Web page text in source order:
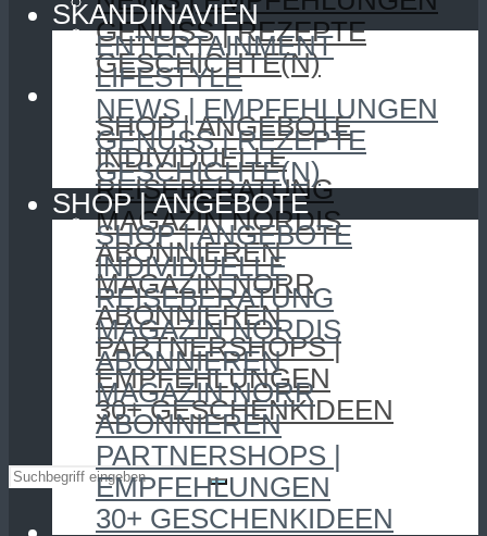
GENUSS | REZEPTE
GESCHICHTE(N)
SHOP | ANGEBOTE
SHOP | ANGEBOTE
INDIVIDUELLE
REISEBERATUNG
MAGAZIN NORDIS
ABONNIEREN
MAGAZIN NORR
ABONNIEREN
PARTNERSHOPS |
EMPFEHLUNGEN
30+ GESCHENKIDEEN
SKANDINAVIEN
ENTERTAINMENT
LIFESTYLE
NEWS | EMPFEHLUNGEN
GENUSS | REZEPTE
GESCHICHTE(N)
SHOP | ANGEBOTE
SHOP | ANGEBOTE
INDIVIDUELLE
REISEBERATUNG
MAGAZIN NORDIS
ABONNIEREN
MAGAZIN NORR
ABONNIEREN
PARTNERSHOPS |
EMPFEHLUNGEN
30+ GESCHENKIDEEN